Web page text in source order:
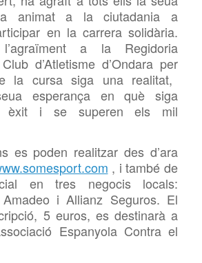
animat a la ciutadania a
en la carrera solidària.
a la Regidoria
d’Atletisme d’Ondara per
la cursa siga una realitat,
esperança en què siga
èxit i se superen els mil
es poden realitzar des d’ara
, i també de
en tres negocis locals:
Amadeo iAllianz Seguros. El
5 euros, es destinarà a
Espanyola Contra el